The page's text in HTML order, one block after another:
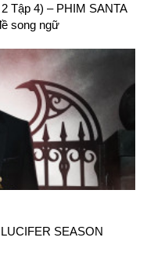
Tập 4) – PHIM SANTA
song ngữ
SEASON